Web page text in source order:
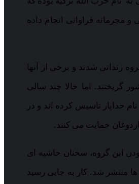
و مجرمانه فراوانی انجام داده
زندانی شدند و برخی از آنها
گریختند. اما حالا چند سالی
حداپار تاسیس کرده اند و در
حمایت می کنند.
این گروه، سخنان حاشیه ای
ها منتشر شد. کار به جایی رسید